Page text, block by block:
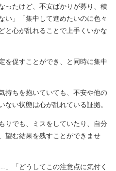
ったけど、不安ばかりが募り、積
い」「集中して進めたいのに色々
と心が乱れることで上手くいかな
を促すことができ、と同時に集中
持ちを抱いていても、不安や他の
ない状態は心が乱れている証拠。
りでも、ミスをしていたり、自分
望む結果を残すことができませ
」「どうしてこの注意点に気付く